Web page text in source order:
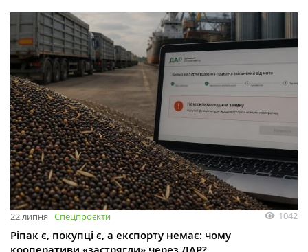
22 липня Спецпроєкти 1042
Ріпак є, покупці є, а експорту немає: чому